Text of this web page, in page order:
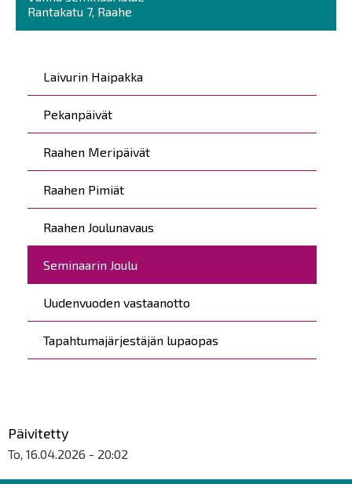
Päävalikko
Laivurin Haipakka
Pekanpäivät
Raahen Meripäivät
Raahen Pimiät
Raahen Joulunavaus
Seminaarin Joulu
Uudenvuoden vastaanotto
Tapahtumajärjestäjän lupaopas
Rantakatu 7, Raahe
Päivitetty
To, 16.04.2026 - 20:02